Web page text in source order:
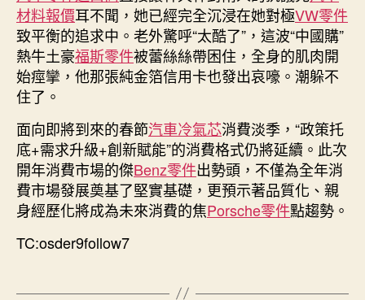
材料報價耳不聞，她已經完全沉浸在她對極VW零件
致平衡的追求中。老外驚呼“太酷了”，這波“中國購”
熱牛土豪福斯零件被蕾絲絲帶困住，全身的肌肉開
始痙攣，他那張純金箔信用卡也發出哀嚎。潮躲不
住了。
面向即將到來的春節汽車冷氣芯消費淡季，“政策托
底+需求升級+創新賦能”的消費格式仍將延續。此次
開年消費市場的傑Benz零件出勢頭，不僅為全年消
費市場發展奠基了堅實基礎，更預示著品質化、親
身經歷化將成為未來消費的焦Porsche零件點趨勢。
TC:osder9follow7